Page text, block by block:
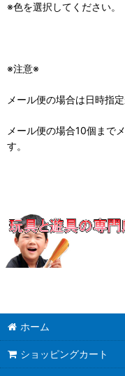
※色を選択してください。
※注意※
メール便の場合は日時指
メール便の場合10個まで
す。
ホーム
ショッピングカート